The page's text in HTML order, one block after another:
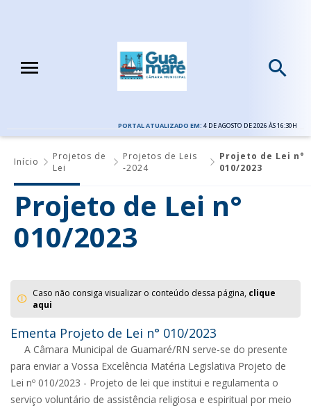
PORTAL ATUALIZADO EM: 4 DE AGOSTO DE 2026 ÀS 16:30H
Início
Projetos de
Lei
Projetos de Leis
-2024
Projeto de Lei n°
010/2023
Projeto de Lei n°
010/2023
Caso não consiga visualizar o conteúdo dessa página, clique
aqui
Ementa Projeto de Lei n° 010/2023
A Câmara Municipal de Guamaré/RN serve-se do presente
para enviar a Vossa Excelência Matéria Legislativa Projeto de
Lei nº 010/2023 - Projeto de lei que institui e regulamenta o
serviço voluntário de assistência religiosa e espiritual por meio